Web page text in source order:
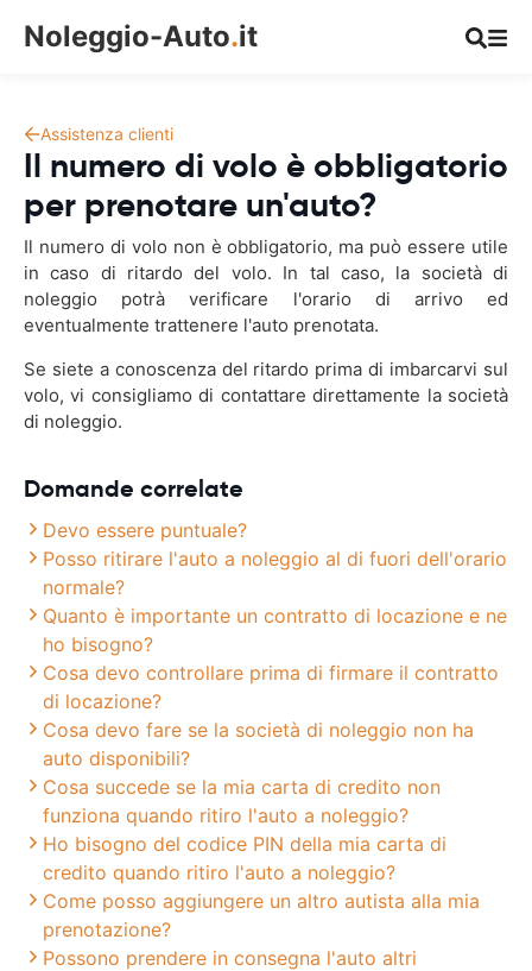
Noleggio-Auto.it
Assistenza clienti
Il numero di volo è obbligatorio
per prenotare un'auto?
Il numero di volo non è obbligatorio, ma può essere utile
in caso di ritardo del volo. In tal caso, la società di
noleggio potrà verificare l'orario di arrivo ed
eventualmente trattenere l'auto prenotata.
Se siete a conoscenza del ritardo prima di imbarcarvi sul
volo, vi consigliamo di contattare direttamente la società
di noleggio.
Domande correlate
Devo essere puntuale?
Posso ritirare l'auto a noleggio al di fuori dell'orario
normale?
Quanto è importante un contratto di locazione e ne
ho bisogno?
Cosa devo controllare prima di firmare il contratto
di locazione?
Cosa devo fare se la società di noleggio non ha
auto disponibili?
Cosa succede se la mia carta di credito non
funziona quando ritiro l'auto a noleggio?
Ho bisogno del codice PIN della mia carta di
credito quando ritiro l'auto a noleggio?
Come posso aggiungere un altro autista alla mia
prenotazione?
Possono prendere in consegna l'auto altri